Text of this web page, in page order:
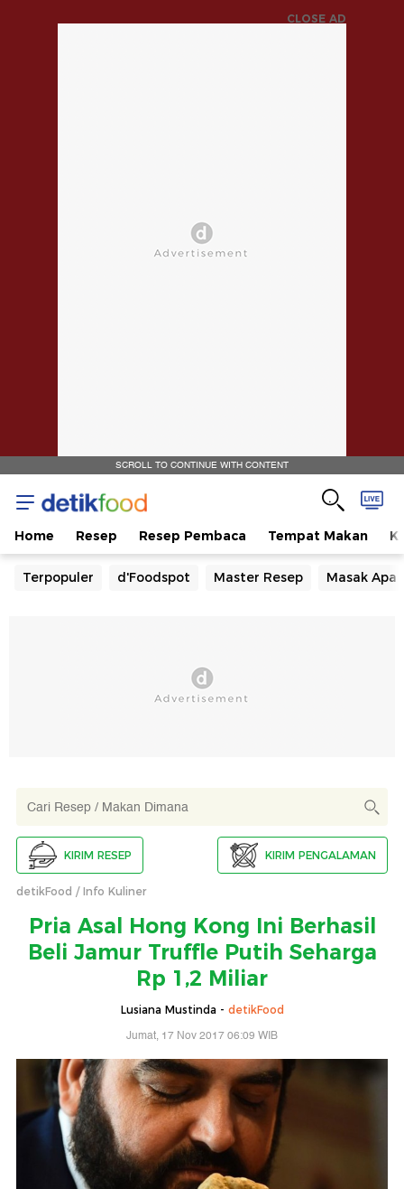
CLOSE AD
SCROLL TO CONTINUE WITH CONTENT
Home Resep Resep Pembaca Tempat Makan
Terpopuler d'Foodspot Master Resep Masak Apa
KIRIM RESEP KIRIM PENGALAMAN
detikFood Info Kuliner
Pria Asal Hong Kong Ini Berhasil
Beli Jamur Truffle Putih Seharga
Rp 1,2 Miliar
Lusiana Mustinda - detikFood
Jumat, 17 Nov 2017 06:09 WIB